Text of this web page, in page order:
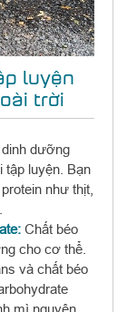
luyện
trời
dưỡng
tập luyện. Bạn
như thịt,
Chất béo
cho cơ thể.
và chất béo
mì nguyên